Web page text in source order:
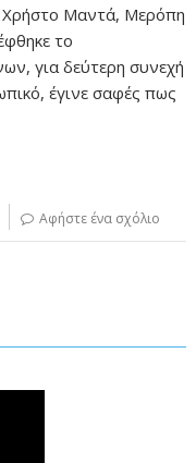
Χρήστο Μαντά, Μερόπη
το
για δεύτερη συνεχή
έγινε σαφές πως
Αφήστε ένα σχόλιο